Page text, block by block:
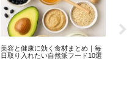
美容と健康に効く食材まとめ｜毎
日取り入れたい自然派フード10選